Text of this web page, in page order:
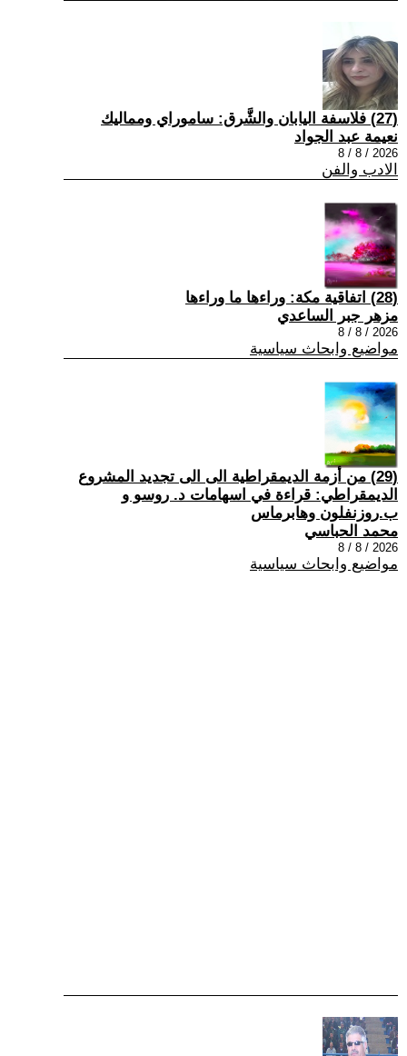
(27) فلاسفة اليابان والشَّرق: ساموراي ومماليك
نعيمة عبد الجواد
2026 / 8 / 8
الادب والفن
(28) اتفاقية مكة: وراءها ما وراءها
مزهر جبر الساعدي
2026 / 8 / 8
مواضيع وابحاث سياسية
(29) من أزمة الديمقراطية الى الى تجديد المشروع
الديمقراطي: قراءة في اسهامات د. روسو و
ب.روزنفلون وهابرماس
محمد الحباسي
2026 / 8 / 8
مواضيع وابحاث سياسية